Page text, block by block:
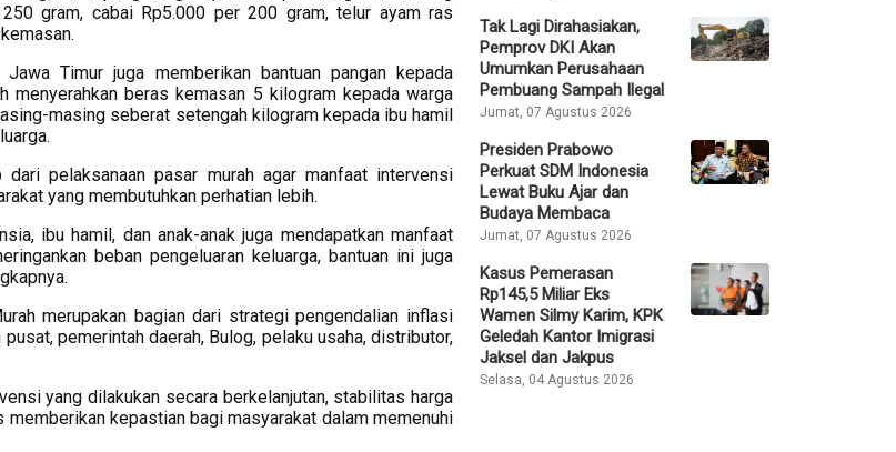
gram, cabai Rp5.000 per 200 gram, telur ayam ras
Timur juga memberikan bantuan pangan kepada
menyerahkan beras kemasan 5 kilogram kepada warga
masing seberat setengah kilogram kepada ibu hamil
dari pelaksanaan pasar murah agar manfaat intervensi
yang membutuhkan perhatian lebih.
ibu hamil, dan anak-anak juga mendapatkan manfaat
beban pengeluaran keluarga, bantuan ini juga
merupakan bagian dari strategi pengendalian inflasi
pemerintah daerah, Bulog, pelaku usaha, distributor,
yang dilakukan secara berkelanjutan, stabilitas harga
kepastian bagi masyarakat dalam memenuhi
Tak Lagi Dirahasiakan,
Pemprov DKI Akan
Umumkan Perusahaan
Pembuang Sampah Ilegal
Jumat, 07 Agustus 2026
Presiden Prabowo
Perkuat SDM Indonesia
Lewat Buku Ajar dan
Budaya Membaca
Jumat, 07 Agustus 2026
Kasus Pemerasan
Rp145,5 Miliar Eks
Wamen Silmy Karim, KPK
Geledah Kantor Imigrasi
Jaksel dan Jakpus
Selasa, 04 Agustus 2026